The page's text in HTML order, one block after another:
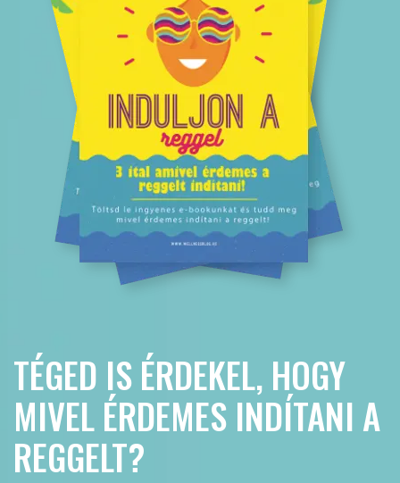
TÉGED IS ÉRDEKEL, HOGY
MIVEL ÉRDEMES INDÍTANI A
REGGELT?